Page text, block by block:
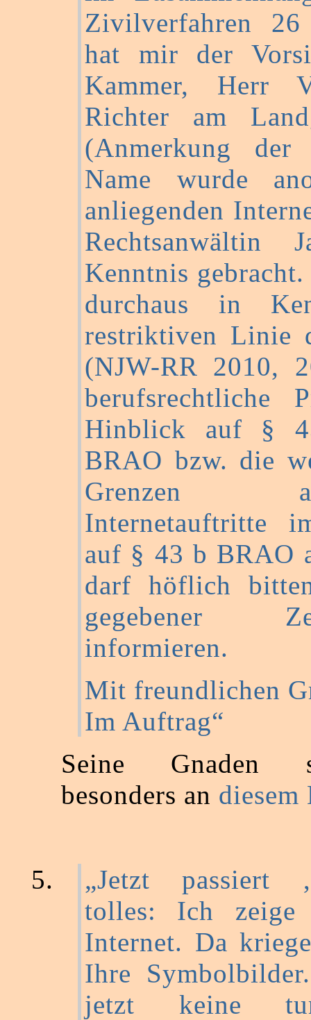
Zivilverfahren
hat mir der
Kammer, Herr
Richter am
(Anmerkung der
Name wurde
anliegenden
Rechtsanwältin
Kenntnis
durchaus in
restriktiven Linie
(NJW-RR 2010,
berufsrechtliche
Hinblick auf §
BRAO bzw. die
Grenzen
Internetauftritte
auf § 43 b BRAO
darf höflich
gegebener
informieren.
Mit freundlichen
Im Auftrag“
Seine Gnaden
besonders an diesem
„Jetzt passiert
tolles: Ich zeige
Internet. Da
Ihre
jetzt keine